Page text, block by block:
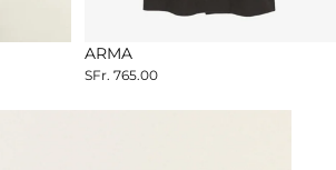
NEW SEASON
ARMA
SFr. 765.00